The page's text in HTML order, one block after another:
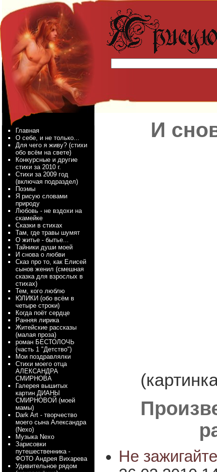
Главная
О себе, и не только...
Для чего я живу? (стихи
обо всём на свете)
Конкурсные и другие
стихи за 2010 г.
Стихи за 2009 год
(включая подраздел)
Поэмы
Я рисую словами
природу
Любовь - не вздохи на
скамейке
Сказки в стихах
Там, где травы шумят
О житье - бытье...
Тайники души моей
И снова о любви
Сказ про то, как Елисей
сынов женил (смешная
сказка для взрослых в
стихах)
Тем, кого люблю
ЮЛИКИ (обо всём в
четыре строки)
Когда поёт сердце
Ранняя лирика
Житейские рассказы
(малая проза)
роман БЕСТОЛОЧЬ
(часть 1 "Детство")
Мои поздравлялки
Стихи моего отца
АЛЕКСАНДРА
СМИРНОВА
Галерея вышитых
картин ДИАНЫ
СМИРНОВОЙ (моей
мамы)
Dark Art - творчество
моего сына Александра
(Nexo)
Myзыка Nexo
Зарисовки
путешественника -
ФОТО Андрея Вихарева
Удивительное рядом
И
Не